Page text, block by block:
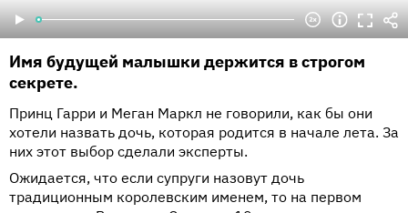
Имя будущей малышки держится в строгом
секрете.
Принц Гарри и Меган Маркл не говорили, как бы они
хотели назвать дочь, которая родится в начале лета. За
них этот выбор сделали эксперты.
Ожидается, что если супруги назовут дочь
традиционным королевским именем, то на первом